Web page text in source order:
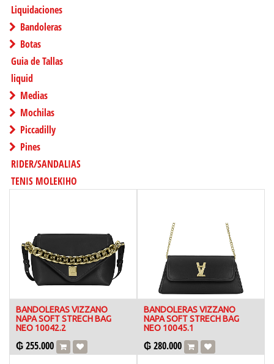
Liquidaciones
Bandoleras
Botas
Guia de Tallas
liquid
Medias
Mochilas
Piccadilly
Pines
RIDER/SANDALIAS
TENIS MOLEKIHO
BANDOLERAS VIZZANO
NAPA SOFT STRECH BAG
NEO 10042.2
₲255.000
BANDOLERAS VIZZANO
NAPA SOFT STRECH BAG
NEO 10045.1
₲280.000